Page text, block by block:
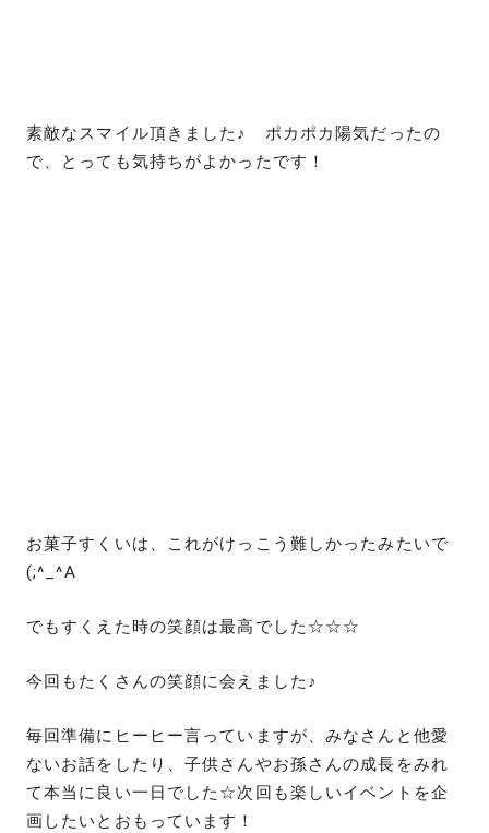
素敵なスマイル頂きました♪ ポカポカ陽気だったの
で、とっても気持ちがよかったです！
お菓子すくいは、これがけっこう難しかったみたいで
(;^_^A
でもすくえた時の笑顔は最高でした☆☆☆
今回もたくさんの笑顔に会えました♪
毎回準備にヒーヒー言っていますが、みなさんと他愛
ないお話をしたり、子供さんやお孫さんの成長をみれ
て本当に良い一日でした☆次回も楽しいイベントを企
画したいとおもっています！